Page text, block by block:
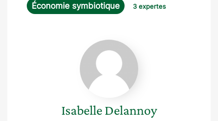
Économie symbiotique 3 expertes
Isabelle
Delannoy
Isabelle Delannoy